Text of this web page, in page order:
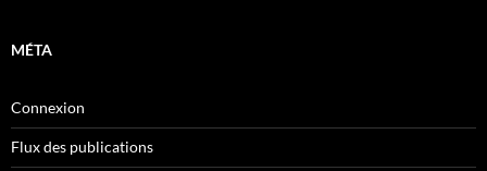
MÉTA
Connexion
Flux des publications